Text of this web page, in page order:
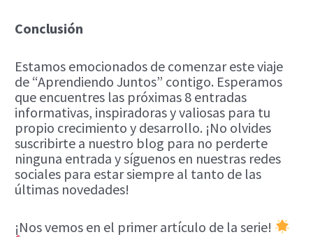
Conclusión
Estamos emocionados de comenzar este viaje
de “Aprendiendo Juntos” contigo. Esperamos
que encuentres las próximas 8 entradas
informativas, inspiradoras y valiosas para tu
propio crecimiento y desarrollo. ¡No olvides
suscribirte a nuestro blog para no perderte
ninguna entrada y síguenos en nuestras redes
sociales para estar siempre al tanto de las
últimas novedades!
¡Nos vemos en el primer artículo de la serie!